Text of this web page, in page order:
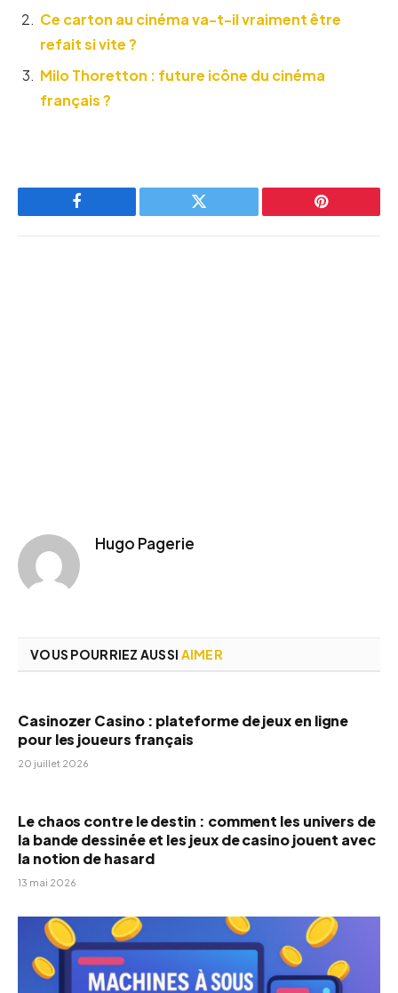
Ce carton au cinéma va-t-il vraiment être
refait si vite ?
Milo Thoretton : future icône du cinéma
français ?
Facebook Twitter Pinterest
Hugo Pagerie
VOUS POURRIEZ AUSSI AIMER
Casinozer Casino : plateforme de jeux en ligne
pour les joueurs français
20 juillet 2026
Le chaos contre le destin : comment les univers de
la bande dessinée et les jeux de casino jouent avec
la notion de hasard
13 mai 2026